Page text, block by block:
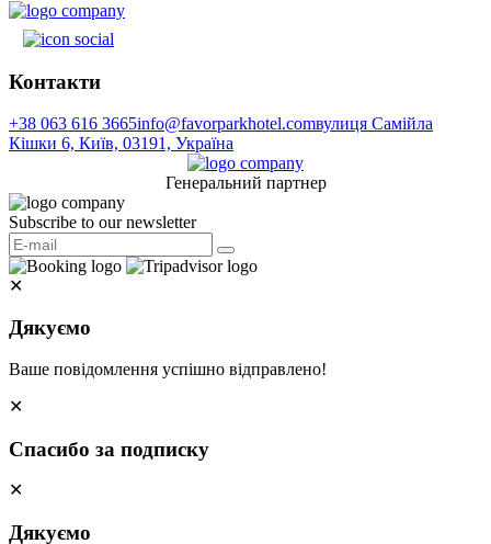
Контакти
+38 063 616 3665info@favorparkhotel.comвулиця Самійла
Кішки 6, Київ, 03191, Україна
Генеральний партнер
Subscribe to our newsletter
✕
Дякуємо
Ваше повідомлення успішно відправлено!
✕
Спасибо за подписку
✕
Дякуємо